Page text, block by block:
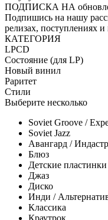
ПОДПИСКА НА
Подпишись на нашу
релизах, поступлениях
КАТЕГОРИЯ
LPCD
Состояние (для LP)
Новый винил
Раритет
Стили
Выберите несколько
Soviet Groove /
Soviet Jazz
Авангард /
Блюз
Детские пластинки
Джаз
Диско
Инди /
Классика
Краутрок